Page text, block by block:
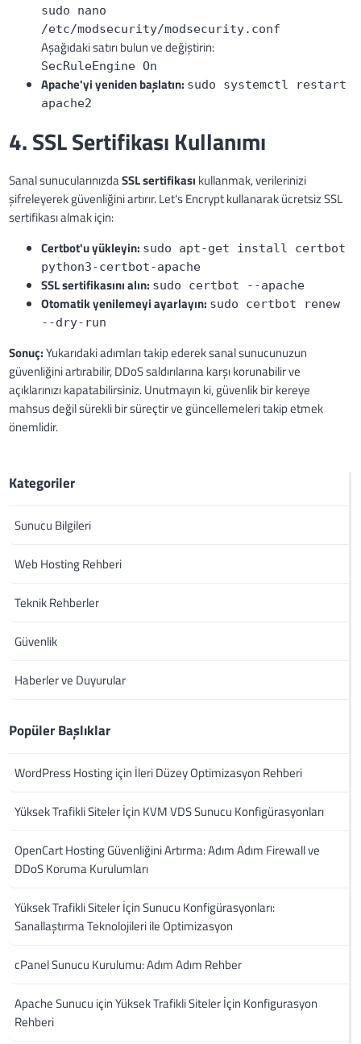
sudo nano
/etc/modsecurity/modsecurity.conf
Aşağıdaki satırı bulun ve değiştirin:
SecRuleEngine On
Apache'yi yeniden başlatın: sudo systemctl restart
apache2
4. SSL Sertifikası Kullanımı
Sanal sunucularınızdaSSL sertifikası kullanmak, verilerinizi
şifreleyerek güvenliğini artırır. Let's Encrypt kullanarak ücretsiz SSL
sertifikası almak için:
Certbot'u yükleyin: sudo apt-get install certbot
python3-certbot-apache
SSL sertifikasını alın: sudo certbot --apache
Otomatik yenilemeyi ayarlayın: sudo certbot renew
--dry-run
Sonuç:Yukarıdaki adımları takip ederek sanal sunucunuzun
güvenliğini artırabilir, DDoS saldırılarına karşı korunabilir ve
açıklarınızı kapatabilirsiniz. Unutmayın ki, güvenlik bir kereye
mahsus değil sürekli bir süreçtir ve güncellemeleri takip etmek
önemlidir.
Kategoriler
Sunucu Bilgileri
Web Hosting Rehberi
Teknik Rehberler
Güvenlik
Haberler ve Duyurular
Popüler Başlıklar
WordPress Hosting için İleri Düzey Optimizasyon Rehberi
Yüksek Trafikli Siteler İçin KVM VDS Sunucu Konfigürasyonları
OpenCart Hosting Güvenliğini Artırma: Adım Adım Firewall ve
DDoS Koruma Kurulumları
Yüksek Trafikli Siteler İçin Sunucu Konfigürasyonları:
Sanallaştırma Teknolojileri ile Optimizasyon
cPanel Sunucu Kurulumu: Adım Adım Rehber
Apache Sunucu için Yüksek Trafikli Siteler İçin Konfigurasyon
Rehberi